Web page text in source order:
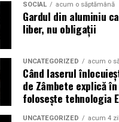
riscurilor tot mai
a lansat la finalul lunii
AI integrat într-un
Acesta poate efectua, la
un audit al securității
certificatelor SSL,
SPF, DKIM și
e-mailului împotriva
SOCIAL acum o săptămână
Gardul din aluminiu
liber, nu obligații
UNCATEGORIZED acum o
Când laserul
de Zâmbete explică
folosește tehnologia
UNCATEGORIZED acum 4